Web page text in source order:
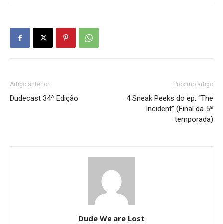
Artigo anterior
Dudecast 34ª Edição
Próximo artigo
4 Sneak Peeks do ep. “The
Incident” (Final da 5ª
temporada)
Dude We are Lost